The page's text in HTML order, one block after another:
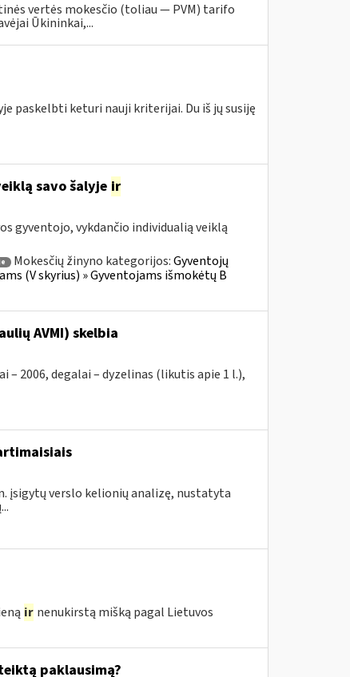
vertės mokesčio (toliau — PVM) tarifo
Ūkininkai,...
paskelbti keturi nauji kriterijai. Du iš jų susiję
savo šalyje ir
gyventojo, vykdančio individualią veiklą
Mokesčių žinyno kategorijos:Gyventojų
(V skyrius) » Gyventojams išmokėtų B
AVMI) skelbia
– 2006, degalai – dyzelinas (likutis apie 1 l.),
įsigytų verslo kelionių analizę, nustatyta
ir nenukirstą mišką pagal Lietuvos
paklausimą?